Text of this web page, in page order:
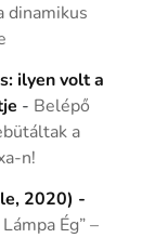
dinamikus
ilyen volt a
- Belépő
a
n!
2020) -
Ég” –